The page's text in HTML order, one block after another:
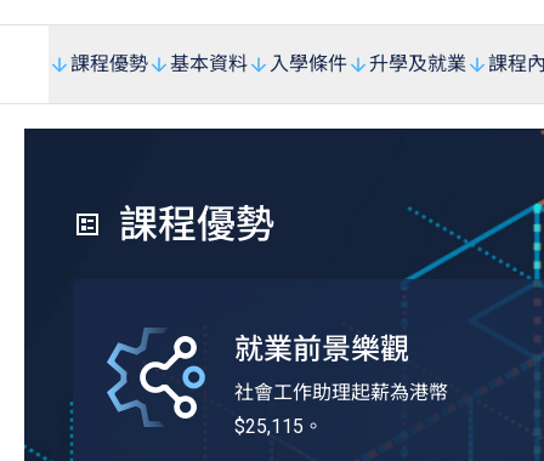
課程優勢 基本資料 入學條件 升學及就業 課程
課程優勢
就業前景樂觀
社會工作助理起薪為港幣
$25,115。